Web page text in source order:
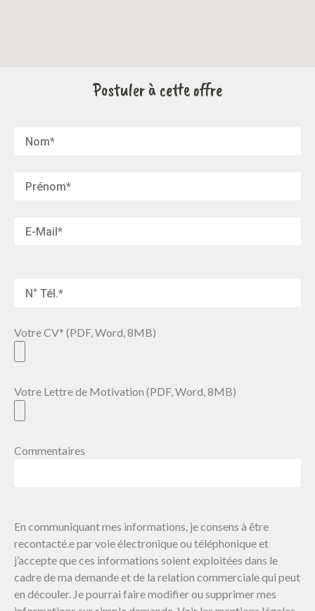
Postuler à cette offre
Votre CV* (PDF, Word, 8MB)
Votre Lettre de Motivation (PDF, Word, 8MB)
Commentaires
En communiquant mes informations, je consens à être
recontacté.e par voie électronique ou téléphonique et
j’accepte que ces informations soient exploitées dans le
cadre de ma demande et de la relation commerciale qui peut
en découler. Je pourrai faire modifier ou supprimer mes